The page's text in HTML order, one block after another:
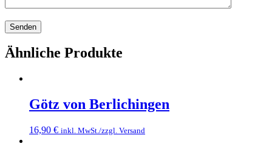
Ähnliche Produkte
Götz von Berlichingen
16,90 € inkl. MwSt./zzgl. Versand